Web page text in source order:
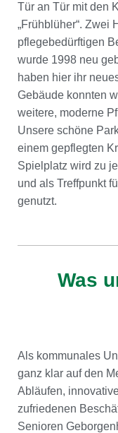
Tür an Tür mit den
„Frühblüher“. Zwei
pflegebedürftigen
wurde 1998 neu
haben hier ihr
Gebäude konnten
weitere, moderne
Unsere schöne
einem gepflegten
Spielplatz wird zu
und als Treffpunkt
genutzt.
Was
Als kommunales
ganz klar auf den
Abläufen,
zufriedenen
Senioren